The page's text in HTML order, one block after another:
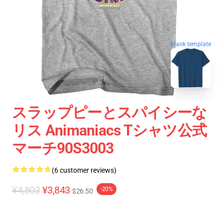
blank template
スラップピーとスパイシーな
リス Animaniacs Tシャツ公式
マーチ90S3003
(6 customer reviews)
¥4,803 ¥3,843 $26.50 -20%